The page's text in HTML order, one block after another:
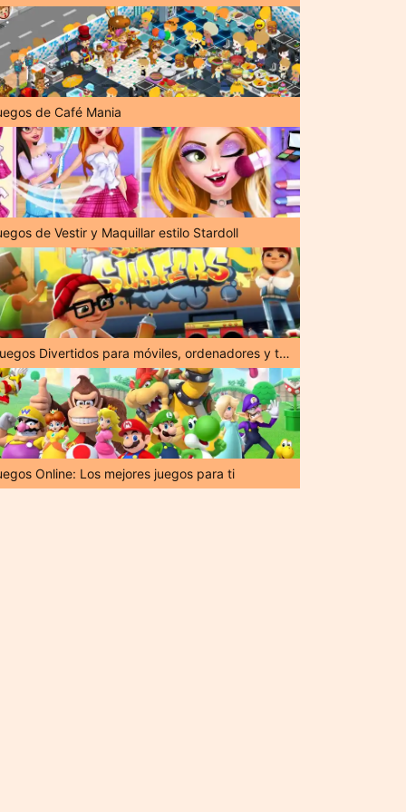
de Café Mania
de Vestir y Maquillar estilo Stardoll
¡Juegos Divertidos para móviles, ordenadores y tabletas!
Online: Los mejores juegos para ti